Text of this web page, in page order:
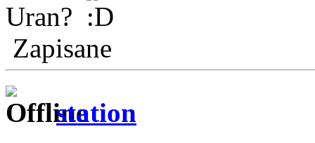
Uran?
Zapisane
station